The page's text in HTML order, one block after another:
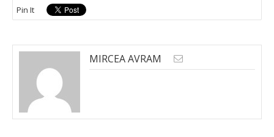
Pin It
MIRCEA AVRAM